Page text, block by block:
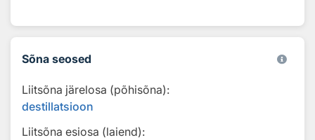
Sõna seosed
Liitsõna järelosa (põhisõna):
destillatsioon
Liitsõna esiosa (laiend):